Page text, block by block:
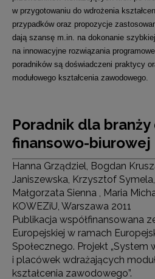
w przygotowaniu do wdrożenia
przypadków oraz propozycje
dają szansę m.in. na dokonanie
na innowacyjne rozwiązania
poradników są doświadczeni praktycy
modułowego kształcenia zawodowego.
Poradnik dla
finansowo-biurowej
Hanna Grządziel, Bogdan
Janiszewska, Krzysztof
Małgorzata Sienna , Maria
KOWEZiU, Warszawa 2011
Publikacja współfinansowana
Europejskiej w ramach
Społecznego. Projekt „System
i placówek wdrażających
kształcenia zawodowego”.